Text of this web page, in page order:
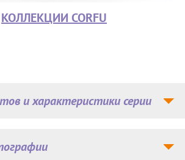
КОЛЛЕКЦИИ CORFU
и характеристики серии